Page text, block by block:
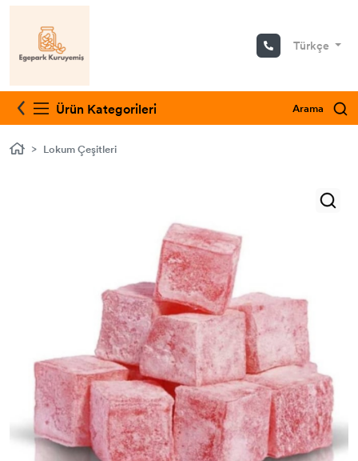
Türkçe
Ürün Kategorileri Arama
Lokum Çeşitleri
Bitki Çayları